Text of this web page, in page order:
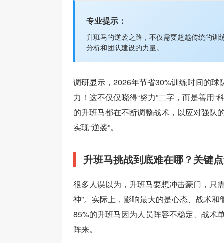
专业提示：
升班马的逆袭之路，不仅需要超越传统的训
分析和团队建设的力量。
调研显示，2026年节省30%训练时间的球
力！这不仅仅晓得“努力”二字，而是善用“
的升班马都在不断调整战术，以应对强队
实现“逆袭”。
升班马挑战到底难在哪？关键
很多人误以为，升班马要想冲击豪门，只
神”。实际上，影响最大的是心态、战术
85%的升班马因为人员阵容不稳定、战术
阵来。